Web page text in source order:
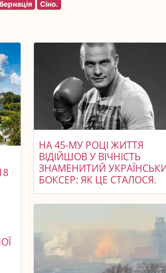
Сіно.
НА 45-МУ РОЦІ ЖИТТЯ
ВІДІЙШОВ У ВІЧНІСТЬ
ЗНАМЕНИТИЙ
БОКСЕР: ЯК ЦЕ СТАЛОСЯ.